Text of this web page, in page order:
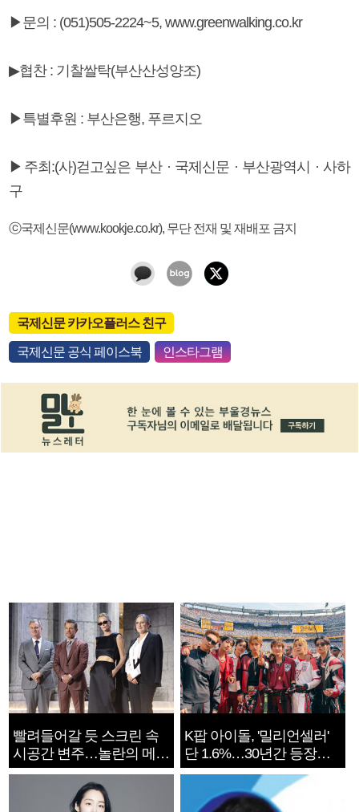
▶문의 : (051)505-2224~5, www.greenwalking.co.kr
▶협찬 : 기찰쌀탁(부산산성양조)
▶특별후원 : 부산은행, 푸르지오
▶주최:(사)걷고싶은 부산 · 국제신문 · 부산광역시 · 사하
구
ⓒ국제신문(www.kookje.co.kr), 무단 전재 및 재배포 금지
국제신문 카카오플러스 친구
국제신문 공식 페이스북 인스타그램
빨려들어갈 듯 스크린 속
시공간 변주…놀란의 메시
지는 ‘전쟁 속죄’
K팝 아이돌, '밀리언셀러'
단 1.6%…30년간 등장
1182개팀 전수조사